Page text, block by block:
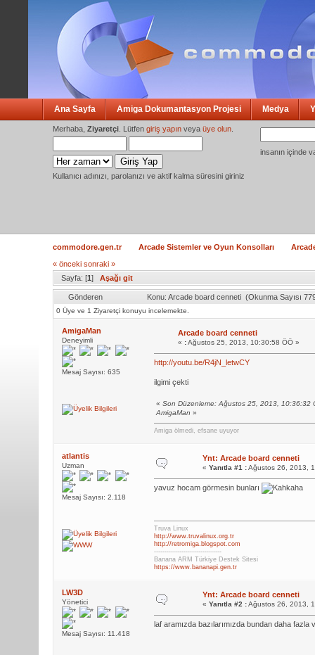
Ana Sayfa Amiga Dokumantasyon Projesi Medya
Merhaba, Ziyaretçi . Lütfen giriş yapın veya üye olun
Kullanıcı adınızı, parolanızı ve aktif kalma süresini giriniz
insanın içinde
commodore.gen.tr Arcade Sistemler ve Oyun Konsolları
« önceki sonraki »
Sayfa: [1] Aşağı git
Gönderen Konu: Arcade board cenneti (Okunma Sayısı
0 Üye ve 1 Ziyaretçi konuyu incelemekte.
AmigaMan
Deneyimli
Mesaj Sayısı: 635
Arcade board cenneti
« :Ağustos 25, 2013, 10:30:58 ÖÖ »
http://youtu.be/R4jN_letwCY
ilgimi çekti
« Son Düzenleme: Ağustos 25, 2013, 10:36:32
AmigaMan »
Amiga ölmedi, efsane uyuyor
atlantis
Uzman
Mesaj Sayısı: 2.118
Ynt: Arcade board cenneti
« Yanıtla #1 :Ağustos 26, 2013,
yavuz hocam görmesin bunları
Truva Linux
http://www.truvalinux.org.tr
http://retromiga.blogspot.com
--------------------------------
Banana ARM Türkiye Destek Sitesi
https://www.bananapi.gen.tr
LW3D
Yönetici
Mesaj Sayısı: 11.418
Ynt: Arcade board cenneti
« Yanıtla #2 :Ağustos 26, 2013,
laf aramızda bazılarımızda bundan daha